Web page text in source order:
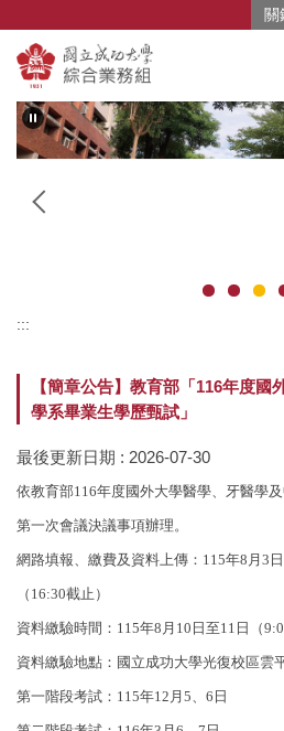
主
要
內
容
區
:::
【簡章公告】教育部「116年度
學系畢業生學歷甄試」
最後更新日期 : 2026-07-30
依教育部116年度國外大學醫學、牙醫學
第一次會議決議事項辦理。
網路填報、繳費及資料上傳：115年8月3
（16:30截止）
資料繳驗時間：115年8月10日至11日（
資料繳驗地點：國立成功大學光復校區雲
第一階段考試：115年12月5、6日